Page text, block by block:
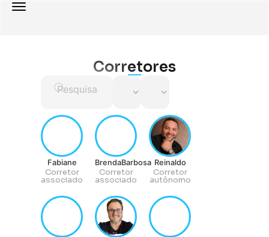
Corretores
Fabiane
Corretor
associado
BrendaBarbosa
Corretor
associado
Reinaldo
Corretor
autônomo